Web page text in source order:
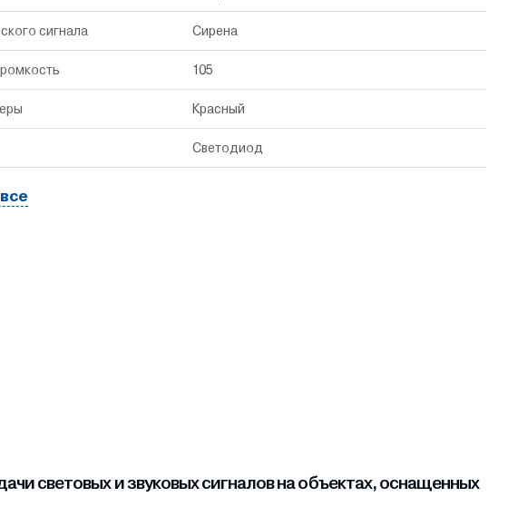
сигнала Сирена
105
Красный
Светодиод
световых и звуковых сигналов на объектах, оснащенных